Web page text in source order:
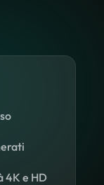
4K e HD